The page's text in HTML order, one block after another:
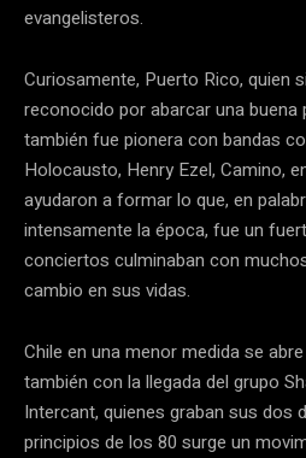
evangelisteros.
Curiosamente, Puerto Rico, quien
reconocido por abarcar una
también fue pionera con bandas
Holocausto, Henry Ezel, Camino,
ayudaron a formar lo que, en
intensamente la época, fue un
conciertos culminaban con
cambio en sus vidas.
Chile en una menor medida se
también con la llegada del grupo
Intercant, quienes graban sus dos
principios de los 80 surge un